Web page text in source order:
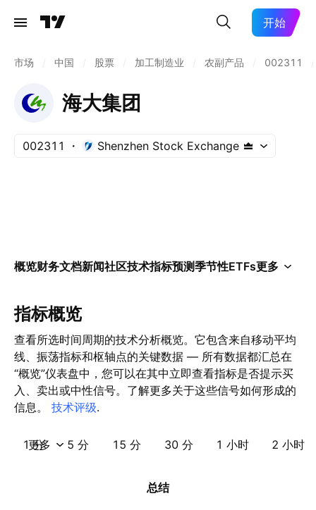
开始
市场 中国 股票 加工制造业 农副产品 002311
海大集团
002311 Shenzhen Stock Exchange
概览财务文档新闻社区技术指标预测季节性ETFs更多
指标概览
查看所选时间周期的技术分析概览。它包含来自移动平均
线、振荡指标和枢轴点的关键数据 — 所有数据都汇总在
“概览”仪表盘中，您可以在其中立即查看指标是否提示买
入、卖出或中性信号。了解更多关于这些信号如何形成的
信息。 技术评级.
1 分 5 分 15 分 30 分 1 小时 2 小时
更多
总结